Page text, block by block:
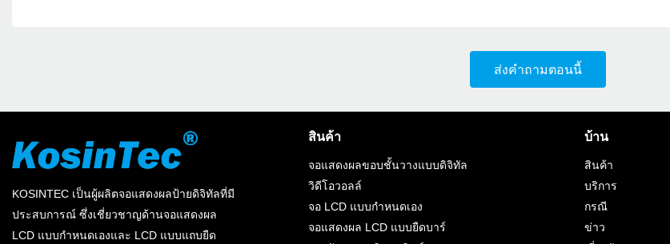
ส่งคำถามตอนนี้
KOSINTEC เป็นผู้ผลิตจอแสดงผลป้ายดิจิทัลที่มี
ประสบการณ์ ซึ่งเชี่ยวชาญด้านจอแสดงผล
LCD แบบกำหนดเองและ LCD แบบแถบยืด
สินค้า
จอแสดงผลขอบชั้นวางแบบดิจิทัล
วิดีโอวอลล์
จอ LCD แบบกำหนดเอง
จอแสดงผล LCD แบบยืดบาร์
บ้าน
สินค้า
บริการ
กรณี
ข่าว